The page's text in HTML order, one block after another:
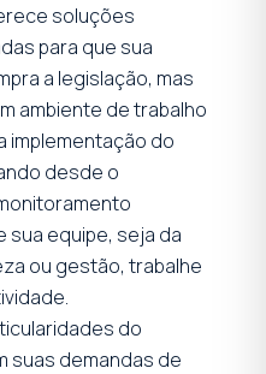
soluções
para que sua
a legislação, mas
ambiente de trabalho
implementação do
desde o
sua equipe, seja da
ou gestão, trabalhe
do
suas demandas de